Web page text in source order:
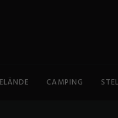
CAMPING